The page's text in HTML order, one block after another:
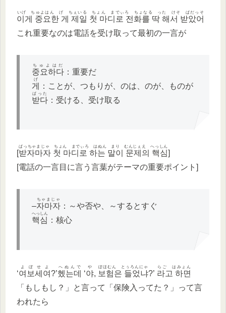
이게 중요한 게 제일 첫 마디로 전화를 딱 해서 받았어
いげ ちゅよはん げ ちぇいる ちょん までぃろ ちょなる った けそ ぱだっそ
これ重要なのは電話を受け取って最初の一言が
중요하다
ちゅよはだ
：重要だ
게
げ
：ことが、つもりが、のは、のが、ものが
받다
ぱった
：受ける、受け取る
[받자마자 첫 마디로 하는 말이 문제의 핵심
ぱっちゃまじゃ ちょん までぃろ はぬん まり むんじぇえ へっしん
]
[電話の一言目に言う言葉がテーマの重要ポイント]
–자마자
ちゃまじゃ
：～や否や、～するとすぐ
핵심
へっしん
：核心
‘여보세여
よぼせよ
?’헸는데
へぬんで
‘야
や
, 보험은 들었냐
ぽほむん とぅろんにゃ
?’ 라고 하면
らご はみょん
「もしもし？」と言って「保険入ってた？」って言
われたら